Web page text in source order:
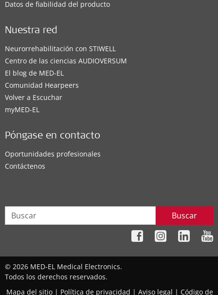
Datos de fiabilidad del producto
Nuestra red
Neurorrehabilitación con STIWELL
Centro de las ciencias AUDIOVERSUM
El blog de MED-EL
Comunidad Hearpeers
Volver a Escuchar
myMED‑EL
Póngase en contacto
Oportunidades profesionales
Contáctenos
Buscar
© 2026 MED-EL Medical Electronics.
Todos los derechos reservados.
Mapa del sitio | Política de privacidad | Aviso legal | Código de